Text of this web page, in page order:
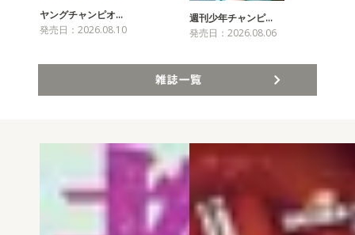
ヤングチャンピオ…
発売日：2026.08.10
週刊少年チャンピ…
発売日：2026.08.06